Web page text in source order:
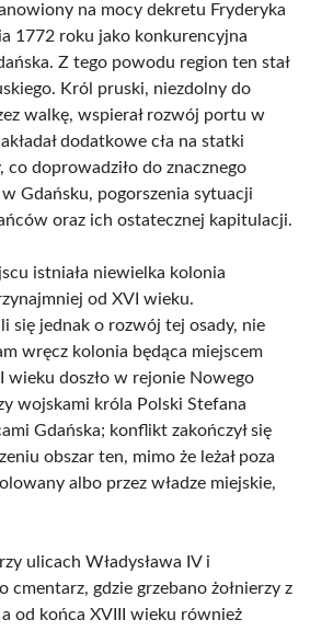
na mocy dekretu Fryderyka
1772 roku jako konkurencyjna
Z tego powodu region ten stał
Król pruski, niezdolny do
walkę, wspierał rozwój portu w
dodatkowe cła na statki
co doprowadziło do znacznego
Gdańsku, pogorszenia sytuacji
oraz ich ostatecznej kapitulacji.
istniała niewielka kolonia
od XVI wieku.
się jednak o rozwój tej osady, nie
wręcz kolonia będąca miejscem
doszło w rejonie Nowego
wojskami króla Polski Stefana
Gdańska; konflikt zakończył się
obszar ten, mimo że leżał poza
albo przez władze miejskie,
ulicach Władysława IV i
cmentarz, gdzie grzebano żołnierzy z
a od końca XVIII wieku również